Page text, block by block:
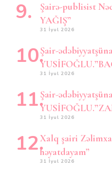
Şairə-publisist
YAĞIŞ”
31 İyul 2026
Şair-
31 İyul 2026
Şair-
31 İyul 2026
Xalq şairi
həyatdayam”
31 İyul 2026